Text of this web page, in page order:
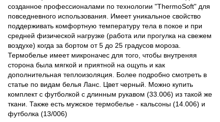
созданное профессионалами по технологии "ThermoSoft" для
повседневного использования. Имеет уникальное свойство
поддерживать комфортную температуру тела в покое и при
средней физической нагрузке (работа или прогулка на свежем
воздухе) когда за бортом от 5 до 25 градусов мороза.
Термобелье имеет микроначес для того, чтобы внутреняя
сторона была мягкой и приятной на ощупь и как
дополнительная теплоизоляция. Более подробно смотреть в
статье по видам белья Ланс. Цвет черный. Можно купить
комплект с футболкой с длинным рукавом (33.006) из такой же
ткани. Также есть мужское термобелье - кальсоны (14.006) и
футболка (13/006)